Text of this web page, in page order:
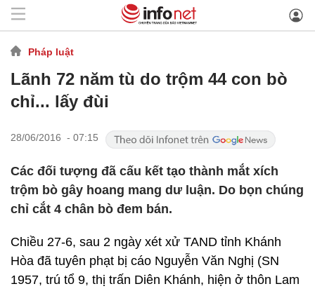
Pháp luật
Lãnh 72 năm tù do trộm 44 con bò
chỉ... lấy đùi
28/06/2016 - 07:15
Các đối tượng đã cấu kết tạo thành mắt xích
trộm bò gây hoang mang dư luận. Do bọn chúng
chỉ cắt 4 chân bò đem bán.
Chiều 27-6, sau 2 ngày xét xử TAND tỉnh Khánh
Hòa đã tuyên phạt bị cáo Nguyễn Văn Nghị (SN
1957, trú tổ 9, thị trấn Diên Khánh, hiện ở thôn Lam